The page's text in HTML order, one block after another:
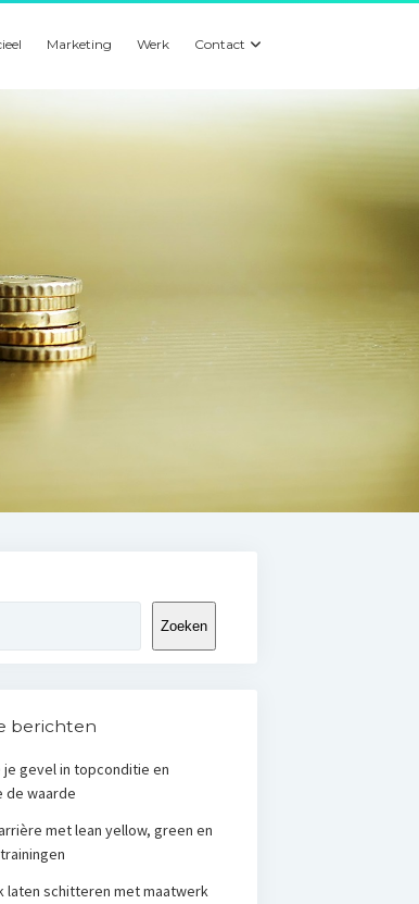
Marketing Werk Contact
Zoeken
berichten
je gevel in topconditie en
de waarde
met lean yellow, green en
laten schitteren met maatwerk